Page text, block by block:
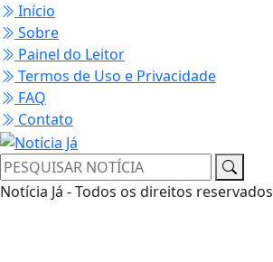
Início
Sobre
Painel do Leitor
Termos de Uso e Privacidade
FAQ
Contato
Notícia Já - Todos os direitos reservados